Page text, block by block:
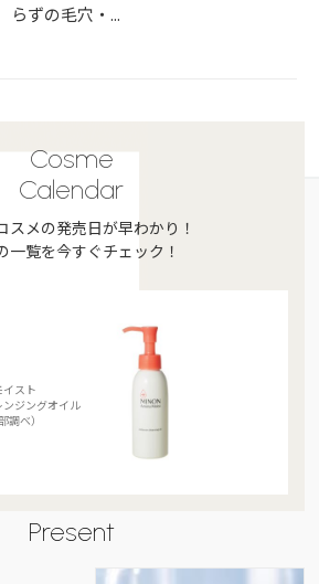
らずの毛穴・...
Cosme
Calendar
スメの発売日が早わかり！
一覧を今すぐチェック！
イスト
ジングオイル
調べ）
Present